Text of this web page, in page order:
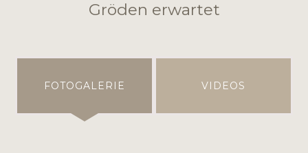
Gröden erwartet
FOTOGALERIE VIDEOS